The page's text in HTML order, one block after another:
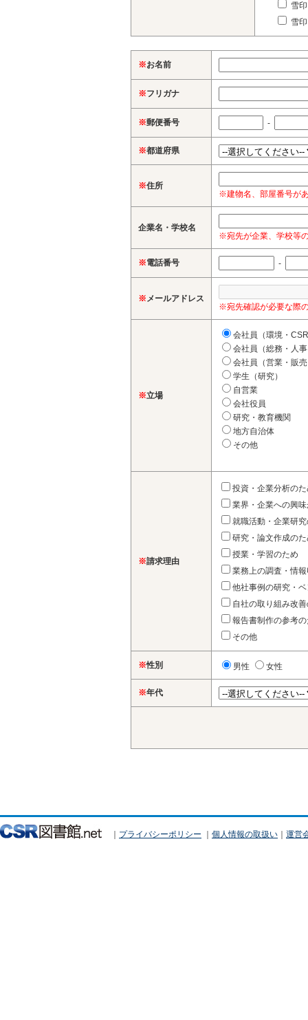
雪
雪
※お名前
※フリガナ
※郵便番号 -
※都道府県
※住所
※建物名、部屋番号が
企業名・学校名
※宛先が企業、学校等
※電話番号 -
※ メールアドレス
※宛先確認が必要な際
※立場
会社員（環境・
会社員（総務・人
会社員（営業・販
学生（研究）
自営業
会社役員
研究・教育機関
地方自治体
その他
※請求理由
投資・企業分析の
業界・企業への興
就職活動・企業研
研究・論文作成の
授業・学習のため
業務上の調査・情
他社事例の研究・
自社の取り組み改
報告書制作の参考
その他
※性別 男性 女性
※年代
｜ プライバシーポリシー ｜ 個人情報の取扱い ｜ 運営